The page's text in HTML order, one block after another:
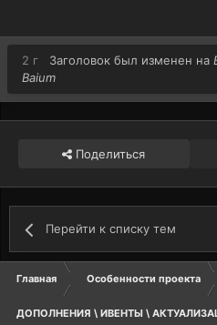
2 г Заголовок был изменен на
Baium
Поделиться
Перейти к списку тем
Главная Особенности проекта
ДОПОЛНЕНИЯ \ ИВЕНТЫ \